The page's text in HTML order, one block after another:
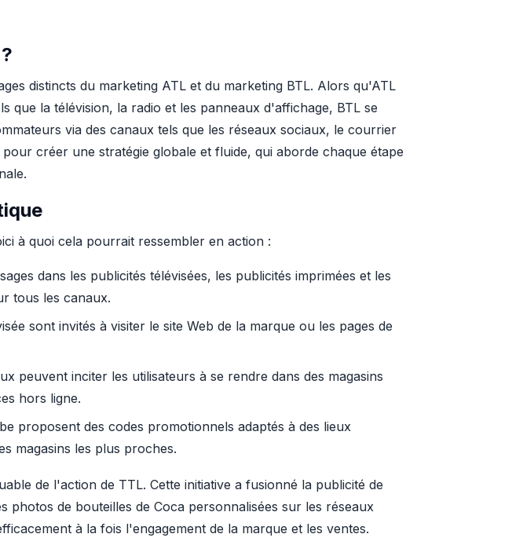
distincts du marketing ATL et du marketing BTL. Alors qu'ATL
que la télévision, la radio et les panneaux d'affichage, BTL se
via des canaux tels que les réseaux sociaux, le courrier
créer une stratégie globale et fluide, qui aborde chaque étape
à quoi cela pourrait ressembler en action :
dans les publicités télévisées, les publicités imprimées et les
tous les canaux.
sont invités à visiter le site Web de la marque ou les pages de
peuvent inciter les utilisateurs à se rendre dans des magasins
hors ligne.
proposent des codes promotionnels adaptés à des lieux
magasins les plus proches.
de l'action de TTL. Cette initiative a fusionné la publicité de
photos de bouteilles de Coca personnalisées sur les réseaux
à la fois l'engagement de la marque et les ventes.